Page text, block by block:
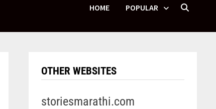
HOME POPULAR
OTHER WEBSITES
storiesmarathi.com